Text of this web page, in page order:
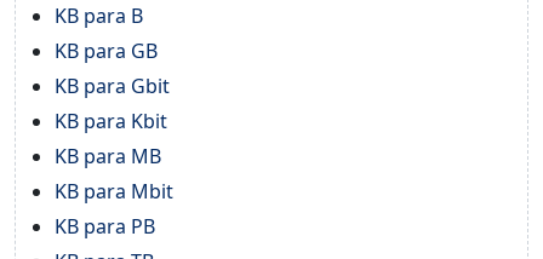
KB para B
KB para GB
KB para Gbit
KB para Kbit
KB para MB
KB para Mbit
KB para PB